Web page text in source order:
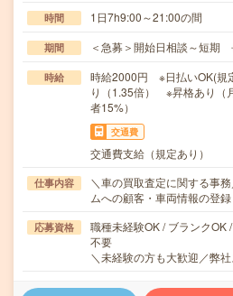
時間 1日7h9:00～21:00の間
期間 ＜急募＞開始日相談～短期
時給
時給2000円 ※日払いOK(規
り（1.35倍） ※昇格あり（
者15%）
交通費
交通費支給（規定あり）
仕事内容
＼車の買取査定に関する事
ムへの顧客・車両情報の登
応募資格
職種未経験OK / ブランクOK
不要
＼未経験の方も大歓迎／弊